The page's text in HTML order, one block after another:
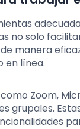
no solo
manera
en línea.
Zoom,
grupales.